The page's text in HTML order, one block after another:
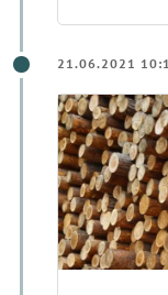
21.06.2021